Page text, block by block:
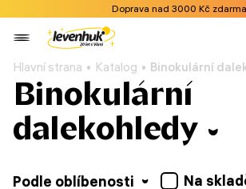
Doprava nad 3000 Kč zdarma
Hlavní strana Katalog Binokulární
Binokulární
dalekohledy
Podle oblíbenosti Na